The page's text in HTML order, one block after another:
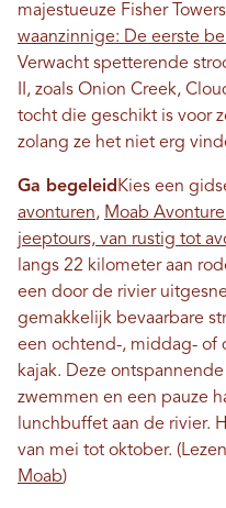
majestueuze Fisher
waanzinnige: De eerste
Verwacht spetterende
II, zoals Onion Creek,
tocht die geschikt is voor
zolang ze het niet erg
Ga begeleid Kies een
avonturen, Moab
jeeptours, van rustig tot
langs 22 kilometer aan
een door de rivier
gemakkelijk bevaarbare
een ochtend-, middag- of
kajak. Deze
zwemmen en een pauze
lunchbuffet aan de rivier.
van mei tot oktober.
Moab)